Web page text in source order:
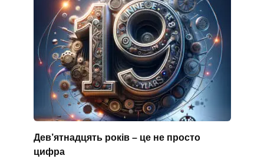
Дев’ятнадцять років – це не просто
цифра